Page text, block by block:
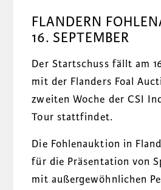
FLANDERN
16. SEPTEMBER
Der Startschuss fällt am
mit der Flanders Foal
zweiten Woche der CSI
Tour stattfindet.
Die Fohlenauktion in
für die Präsentation von
mit außergewöhnlichen